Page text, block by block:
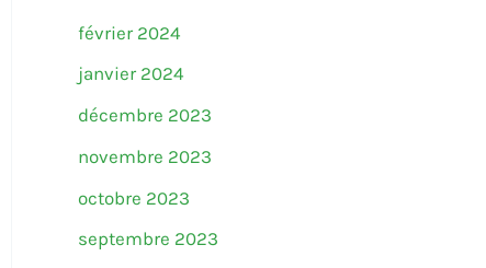
février 2024
janvier 2024
décembre 2023
novembre 2023
octobre 2023
septembre 2023